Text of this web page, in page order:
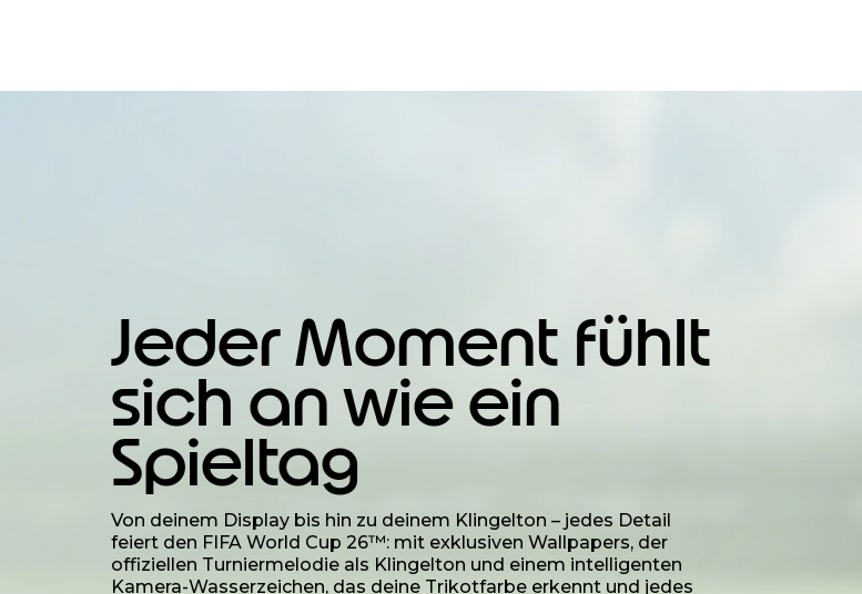
Jeder Moment fühlt
sich an wie ein
Spieltag
Von deinem Display bis hin zu deinem Klingelton – jedes Detail
feiert den FIFA World Cup 26™: mit exklusiven Wallpapers, der
offiziellen Turniermelodie als Klingelton und einem intelligenten
Kamera-Wasserzeichen, das deine Trikotfarbe erkennt und jedes